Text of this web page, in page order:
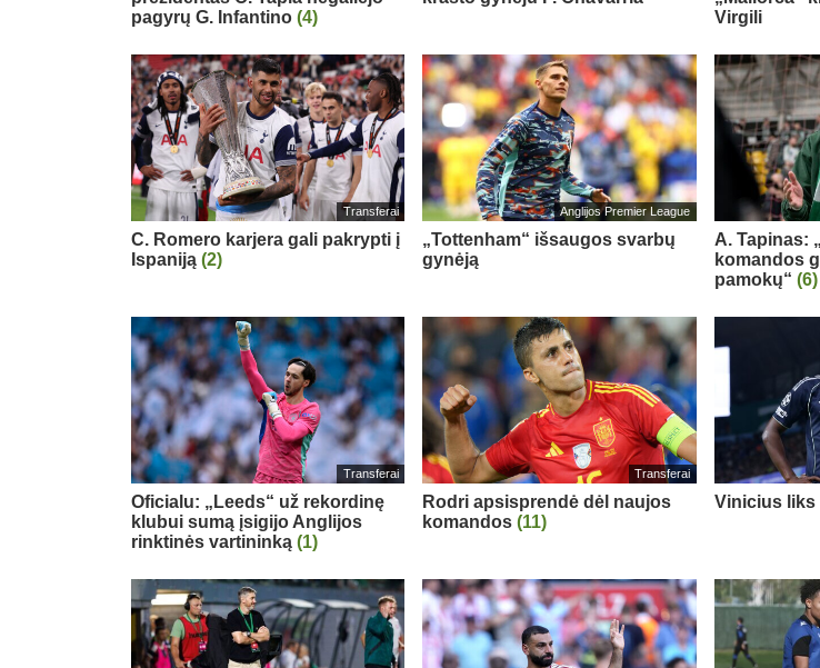
pagyrų G. Infantino (4)
Virgili
Transferai
C. Romero karjera gali pakrypti į
Ispaniją (2)
Anglijos Premier League
„Tottenham“ išsaugos svarbų
gynėją
A. Tapinas:
komandos
pamokų“ (6)
Transferai
Oficialu: „Leeds“ už rekordinę
klubui sumą įsigijo Anglijos
rinktinės vartininką (1)
Transferai
Rodri apsisprendė dėl naujos
komandos(11)
Vinicius liks